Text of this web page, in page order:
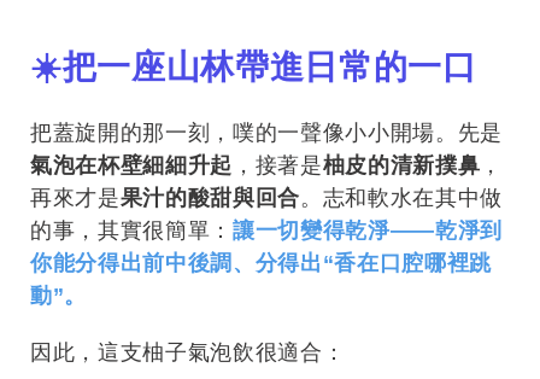
☀️把一座山林帶進日常的一口
把蓋旋開的那一刻，噗的一聲像小小開場。先是
氣泡在杯壁細細升起 ，接著是柚皮的清新撲鼻 ，
再來才是果汁的酸甜與回合。志和軟水在其中做
的事，其實很簡單： 讓一切變得乾淨——乾淨到
你能分得出前中後調、分得出“香在口腔哪裡跳
動”。
因此，這支柚子氣泡飲很適合：